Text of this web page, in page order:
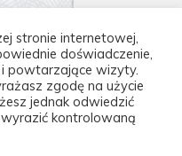
stronie internetowej,
doświadczenie,
powtarzające wizyty.
zgodę na użycie
jednak odwiedzić
kontrolowaną